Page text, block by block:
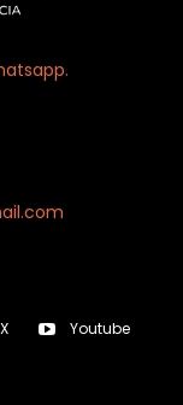
X Youtube